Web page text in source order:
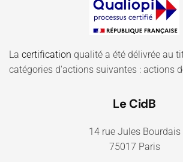
La certification qualité a été délivrée au
catégories d'actions suivantes : actions
Le CidB
14 rue Jules Bourdais
75017 Paris